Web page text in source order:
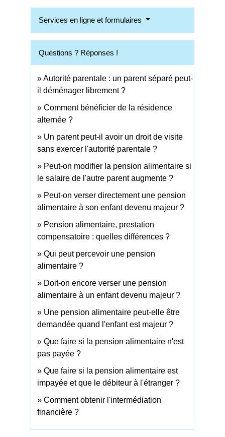
Services en ligne et formulaires
Questions ? Réponses !
Autorité parentale : un parent séparé peut-
il déménager librement ?
Comment bénéficier de la résidence
alternée ?
Un parent peut-il avoir un droit de visite
sans exercer l'autorité parentale ?
Peut-on modifier la pension alimentaire si
le salaire de l'autre parent augmente ?
Peut-on verser directement une pension
alimentaire à son enfant devenu majeur ?
Pension alimentaire, prestation
compensatoire : quelles différences ?
Qui peut percevoir une pension
alimentaire ?
Doit-on encore verser une pension
alimentaire à un enfant devenu majeur ?
Une pension alimentaire peut-elle être
demandée quand l'enfant est majeur ?
Que faire si la pension alimentaire n'est
pas payée ?
Que faire si la pension alimentaire est
impayée et que le débiteur à l'étranger ?
Comment obtenir l'intermédiation
financière ?